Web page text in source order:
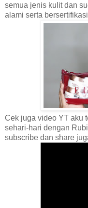
semua jenis kulit dan
alami serta
Cek juga video YT aku
sehari-hari dengan
subscribe dan share